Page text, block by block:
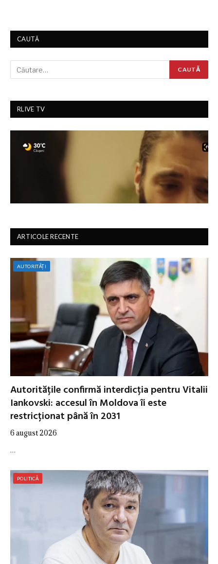
CAUTĂ
RLIVE TV
ARTICOLE RECENTE
AUTORITĂȚI
Autoritățile confirmă interdicția pentru Vitalii
Iankovski: accesul în Moldova îi este
restricționat până în 2031
6 august 2026
…
POLITICĂ